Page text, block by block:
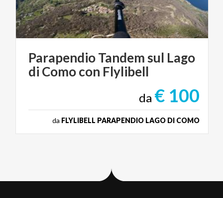
ParapendioTandem sul Lago
di Comocon Flylibell
da € 100
da FLYLIBELL PARAPENDIO LAGO DI COMO